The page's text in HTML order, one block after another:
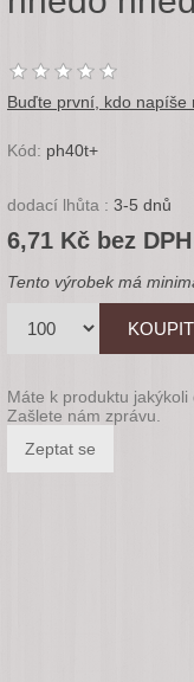
Buďte první, kdo napíše
Kód: ph40t+
dodací lhůta : 3-5 dnů
6,71 Kč bez DPH
Tento výrobek má
Máte k produktu jakýkoli
Zašlete nám zprávu.